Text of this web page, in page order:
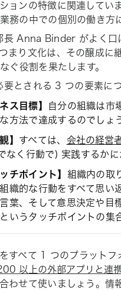
ョンの特徴に関連してい
務の中での個別の働き方
Anna Binder がよく口
まり文化は、その醸成に
ぐ役割を果たします。
とされる 3 つの要素に
ス目標】
自分の組織は市
方法で達成するのでしょ
】 すべては、 会社の経営
なく行動で) 実践するかに
チポイント】 組織内の取
織的な行動をすべて思い
葉、そして意思決定や目
いうタッチポイントの集
すべて 1 つのプラット
以上の外部アプリと連
わせて使いましょう。情